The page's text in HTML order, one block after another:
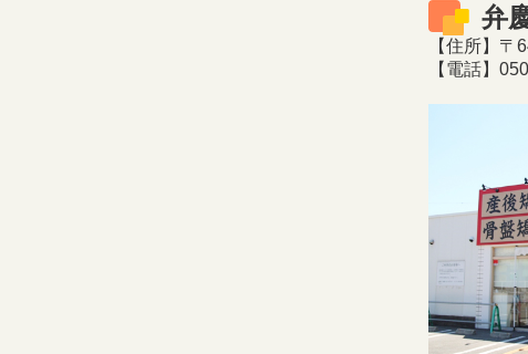
弁
【住所】〒
【電話】